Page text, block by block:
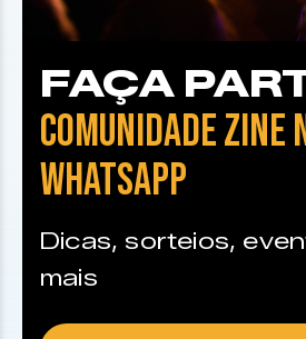
FAÇA
COMUNIDADE ZINE
WHATSAPP
Dicas, sorteios,
mais